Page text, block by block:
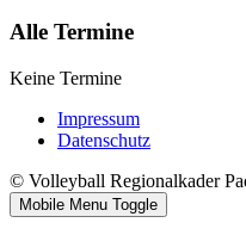
Alle Termine
Keine Termine
Impressum
Datenschutz
© Volleyball Regionalkader
Mobile Menu Toggle